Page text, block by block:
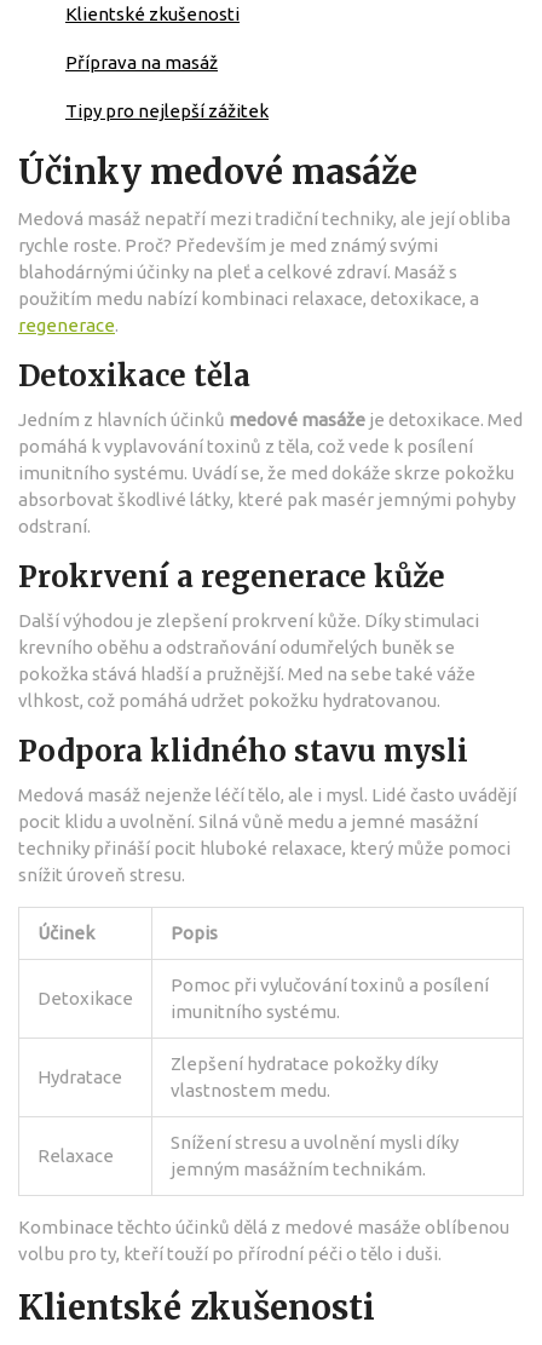
Klientské zkušenosti
Příprava na masáž
Tipy pro nejlepší zážitek
Účinky medové masáže
Medová masáž nepatří mezi tradiční techniky, ale její obliba
rychle roste. Proč? Především je med známý svými
blahodárnými účinky na pleť a celkové zdraví. Masáž s
použitím medu nabízí kombinaci relaxace, detoxikace, a
regenerace.
Detoxikace těla
Jedním z hlavních účinků medové masáže je detoxikace. Med
pomáhá k vyplavování toxinů z těla, což vede k posílení
imunitního systému. Uvádí se, že med dokáže skrze pokožku
absorbovat škodlivé látky, které pak masér jemnými pohyby
odstraní.
Prokrvení a regenerace kůže
Další výhodou je zlepšení prokrvení kůže. Díky stimulaci
krevního oběhu a odstraňování odumřelých buněk se
pokožka stává hladší a pružnější. Med na sebe také váže
vlhkost, což pomáhá udržet pokožku hydratovanou.
Podpora klidného stavu mysli
Medová masáž nejenže léčí tělo, ale i mysl. Lidé často uvádějí
pocit klidu a uvolnění. Silná vůně medu a jemné masážní
techniky přináší pocit hluboké relaxace, který může pomoci
snížit úroveň stresu.
Účinek Popis
Detoxikace
Pomoc při vylučování toxinů a posílení
imunitního systému.
Hydratace
Zlepšení hydratace pokožky díky
vlastnostem medu.
Relaxace
Snížení stresu a uvolnění mysli díky
jemným masážním technikám.
Kombinace těchto účinků dělá z medové masáže oblíbenou
volbu pro ty, kteří touží po přírodní péči o tělo i duši.
Klientské zkušenosti